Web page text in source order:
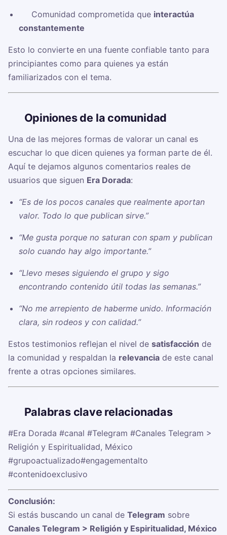
✅ Comunidad comprometida que interactúa
constantemente
Esto lo convierte en una fuente confiable tanto para
principiantes como para quienes ya están
familiarizados con el tema.
Opiniones de la comunidad
Una de las mejores formas de valorar un canal es
escuchar lo que dicen quienes ya forman parte de él.
Aquí te dejamos algunos comentarios reales de
usuarios que siguen Era Dorada:
“Es de los pocos canales que realmente aportan
valor. Todo lo que publican sirve.”
“Me gusta porque no saturan con spam y publican
solo cuando hay algo importante.”
“Llevo meses siguiendo el grupo y sigo
encontrando contenido útil todas las semanas.”
“No me arrepiento de haberme unido. Información
clara, sin rodeos y con calidad.”
Estos testimonios reflejan el nivel de satisfacción de
la comunidad y respaldan la relevancia de este canal
frente a otras opciones similares.
Palabras clave relacionadas
#Era Dorada #canal #Telegram #Canales Telegram >
Religión y Espiritualidad, México
#grupoactualizado#engagementalto
#contenidoexclusivo
Conclusión:
Si estás buscando un canal de Telegram sobre
Canales Telegram > Religión y Espiritualidad, México